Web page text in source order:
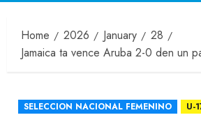
Home 2026 January
28
Jamaica ta vence Aruba 2-0 den un
SELECCION NACIONAL FEMENINO U-